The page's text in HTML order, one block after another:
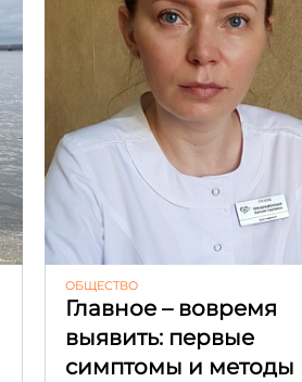
ОБЩЕСТВО
Главное – вовремя
выявить: первые
симптомы и методы